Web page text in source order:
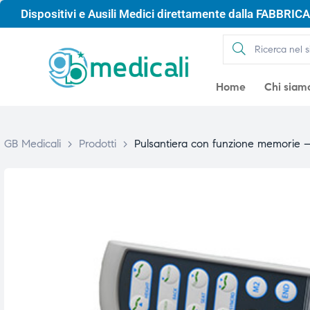
Dispositivi e Ausili Medici direttamente dalla
Home Chi
GB Medicali > Prodotti > Pulsantiera con funzione memorie